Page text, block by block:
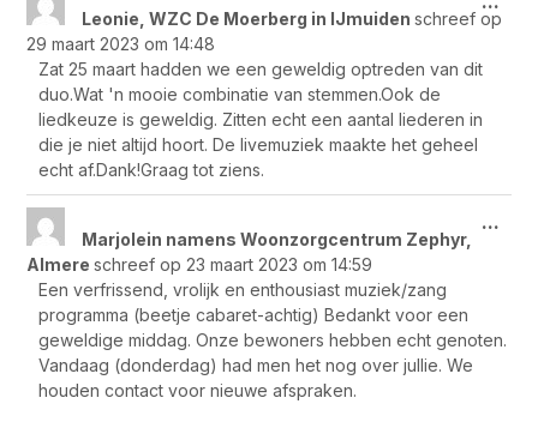
Leonie, WZC De Moerberg in IJmuidenschreef op
29 maart 2023 om 14:48
Zat 25 maart hadden we een geweldig optreden van dit
duo.Wat 'n mooie combinatie van stemmen.Ook de
liedkeuze is geweldig. Zitten echt een aantal liederen in
die je niet altijd hoort. De livemuziek maakte het geheel
echt af.Dank!Graag tot ziens.
Marjolein namens Woonzorgcentrum Zephyr,
Almereschreef op 23 maart 2023 om 14:59
Een verfrissend, vrolijk en enthousiast muziek/zang
programma (beetje cabaret-achtig) Bedankt voor een
geweldige middag. Onze bewoners hebben echt genoten.
Vandaag (donderdag) had men het nog over jullie. We
houden contact voor nieuwe afspraken.
...